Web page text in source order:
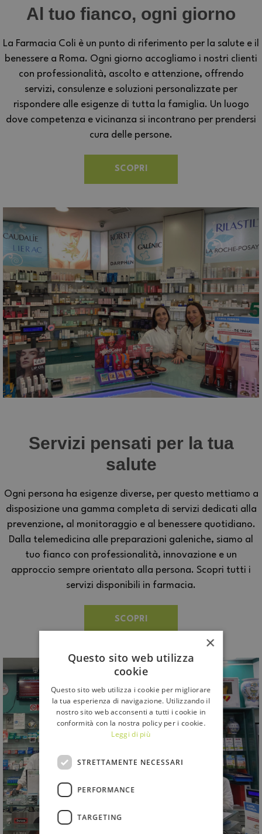
Al tuo fianco, ogni giorno
La Farmacia Coli è un punto di riferimento per la salute e il
benessere a Roma. Ogni giorno accogliamo i nostri clienti
con professionalità, ascolto e attenzione, offrendo
servizi, consulenze e soluzioni personalizzate per
rispondere alle esigenze di tutta la famiglia. Un luogo
dove competenza e vicinanza si incontrano per prendersi
cura delle persone.
SCOPRI
Servizi pensati per la tua
salute
Ogni persona ha esigenze diverse, per questo mettiamo a
disposizione una gamma completa di servizi dedicati alla
prevenzione, al monitoraggio e al benessere quotidiano.
Dalla telemedicina alle preparazioni galeniche, siamo al
tuo fianco con professionalità, innovazione e un
approccio sempre orientato alla persona. Scopri tutti i
servizi disponibili in farmacia.
SCOPRI
×
Questo sito web utilizza
cookie
Questo sito web utilizza i cookie per migliorare
la tua esperienza di navigazione. Utilizzando il
nostro sito web acconsenti a tutti i cookie in
conformità con la nostra policy per i cookie.
Leggi di più
STRETTAMENTE NECESSARI
PERFORMANCE
TARGETING